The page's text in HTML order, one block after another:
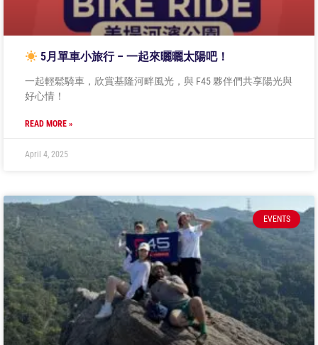
5月單車小旅行 – 一起來曬曬太陽吧！
一起輕鬆騎車，欣賞基隆河畔風光，與 F45 夥伴們共享陽光與
好心情！
READ MORE »
April 4, 2025
EVENTS